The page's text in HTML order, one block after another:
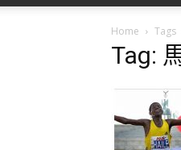
Home Tags
Tag: